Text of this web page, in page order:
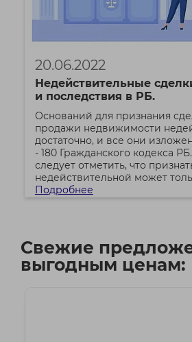
20.06.2022
Недействительные
и последствия в РБ.
Оснований для признания
продажи недвижимости
достаточно, и все они
- 180 Гражданского кодекса
следует отметить, что
недействительной может
Подробнее
Свежие
выгодным ценам: